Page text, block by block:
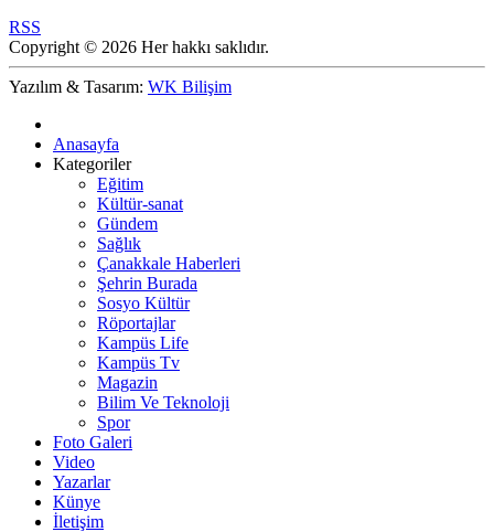
RSS
Copyright © 2026 Her hakkı saklıdır.
Yazılım & Tasarım: WK Bilişim
Anasayfa
Kategoriler
Eğitim
Kültür-sanat
Gündem
Sağlık
Çanakkale Haberleri
Şehrin Burada
Sosyo Kültür
Röportajlar
Kampüs Life
Kampüs Tv
Magazin
Bilim Ve Teknoloji
Spor
Foto Galeri
Video
Yazarlar
Künye
İletişim